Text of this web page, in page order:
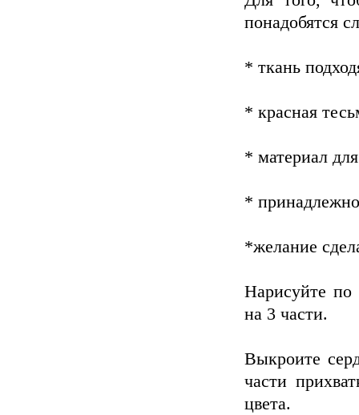
понадобятся
* ткань
* красная
* материал
*
*желание
Нарисуйте по
на 3 части.
Выкроите
части
цвета.